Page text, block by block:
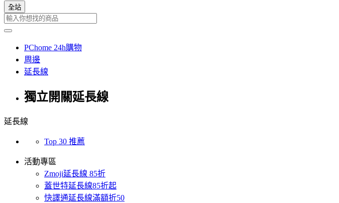
全站
PChome 24h購物
周邊
延長線
獨立開關延長線
延長線
Top 30 推薦
活動專區
Zmoji延長線 85折
蓋世特延長線85折起
快譯通延長線滿額折50